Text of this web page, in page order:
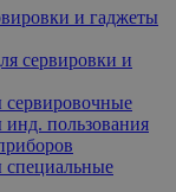
и гаджеты
сервировки и
пользования